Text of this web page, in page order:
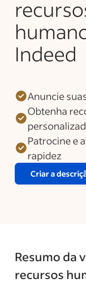
Indeed
Anuncie
Obtenha
Patrocine e
rapidez
Criar a
Resumo da
recursos